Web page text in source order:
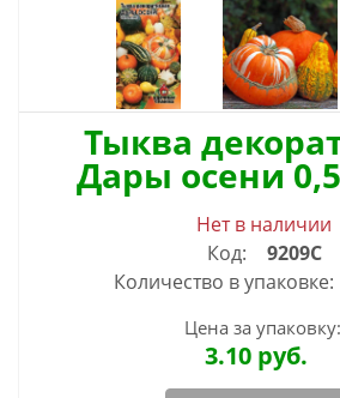
Тыква
Дары осени 0,5
Нет в наличии
Код:
9209С
Количество в упаковке:
Цена за упаковку:
3.10 руб.